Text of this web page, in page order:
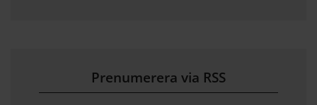
Prenumerera via RSS